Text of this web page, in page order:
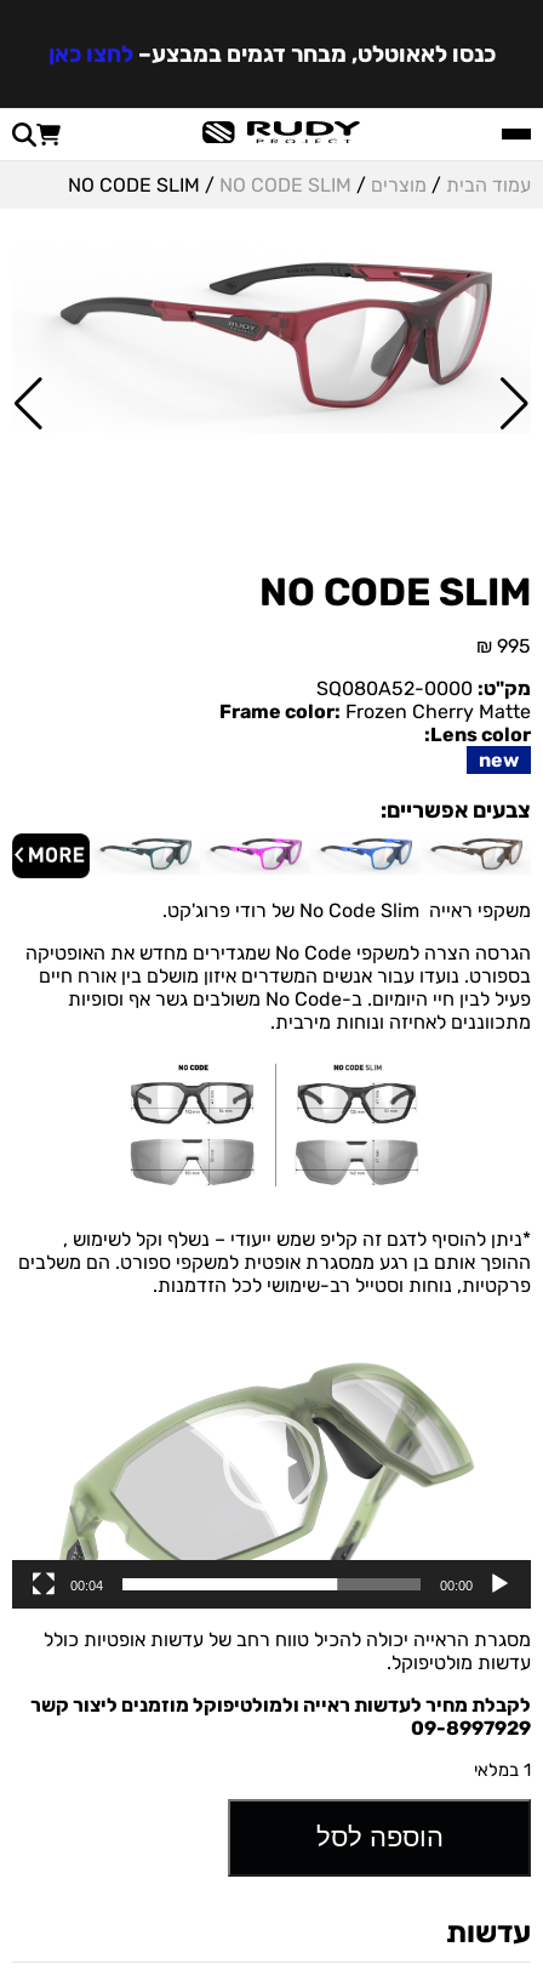
כנסו לאאוטלט, מבחר דגמים במבצע–לחצו כאן
עמוד הבית / מוצרים /
NO CODE SLIM
/ NO CODE SLIM
NO CODE SLIM
₪ 995
מק"ט:
Frame color: Frozen Cherry Matte
Lens color:
new
צבעים אפשריים:
משקפי ראייה No Code Slim של רודי פרוג'קט.
הגרסה הצרה למשקפי No Code שמגדירים מחדש את האופטיקה
בספורט. נועדו עבור אנשים המשדרים איזון מושלם בין אורח חיים
פעיל לבין חיי היומיום. ב-No Code משולבים גשר אף וסופיות
מתכווננים לאחיזה ונוחות מירבית.
*ניתן להוסיף לדגם זה קליפ שמש ייעודי – נשלף וקל לשימוש ,
ההופך אותם בן רגע ממסגרת אופטית למשקפי ספורט. הם משלבים
פרקטיות, נוחות וסטייל רב-שימושי לכל הזדמנות.
00:00
00:04
מסגרת הראייה יכולה להכיל טווח רחב של עדשות אופטיות כולל
עדשות מולטיפוקל.
לקבלת מחיר לעדשות ראייה ולמולטיפוקל מוזמנים ליצור קשר
09-8997929
1 במלאי
הוספה לסל
עדשות